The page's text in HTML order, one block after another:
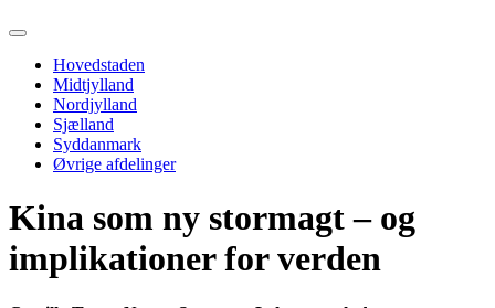
Primary
Hovedstaden
Midtjylland
Nordjylland
Sjælland
Syddanmark
Øvrige afdelinger
Kina som ny stormagt – og
implikationer for verden